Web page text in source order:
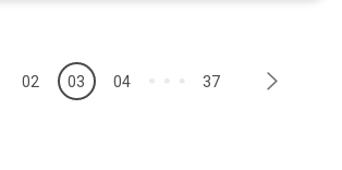
02 03 04 37